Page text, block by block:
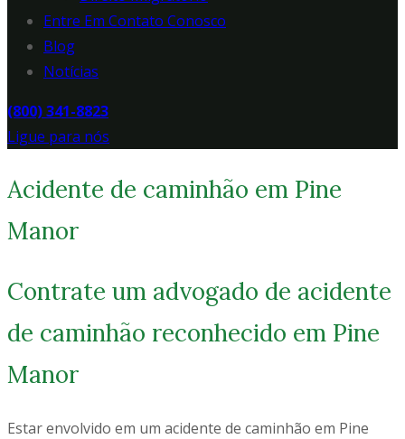
Entre Em Contato Conosco
Blog
Notícias
(800) 341-8823
Ligue para nós
Acidente de caminhão em Pine
Manor
Contrate um advogado de acidente
de caminhão reconhecido em Pine
Manor
Estar envolvido em um acidente de caminhão em Pine